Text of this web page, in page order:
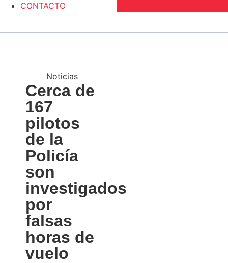
CONTACTO
Noticias
Cerca de
167
pilotos
de la
Policía
son
investigados
por
falsas
horas de
vuelo